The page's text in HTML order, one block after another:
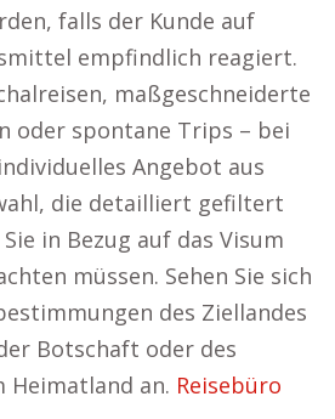
falls der Kunde auf
empfindlich reagiert.
maßgeschneiderte
oder spontane Trips – bei
Angebot aus
die detailliert gefiltert
in Bezug auf das Visum
müssen. Sehen Sie sich
des Ziellandes
Botschaft oder des
Heimatland an. Reisebüro